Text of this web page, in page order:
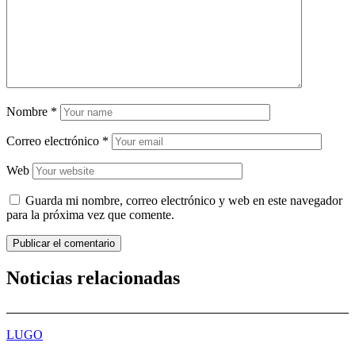
Nombre *
Correo electrónico *
Web
Guarda mi nombre, correo electrónico y web en este navegador
para la próxima vez que comente.
Noticias relacionadas
LUGO